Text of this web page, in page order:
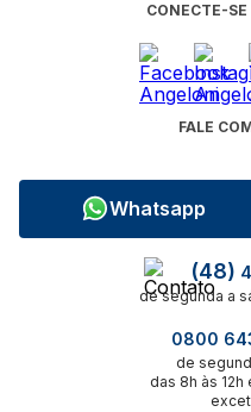
CONECTE-
FALE
Whatsapp
(48)
de segunda a
0800
de
das 8h às 12h